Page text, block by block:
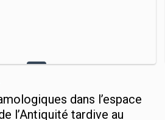
dans l’espace
l’Antiquité tardive au